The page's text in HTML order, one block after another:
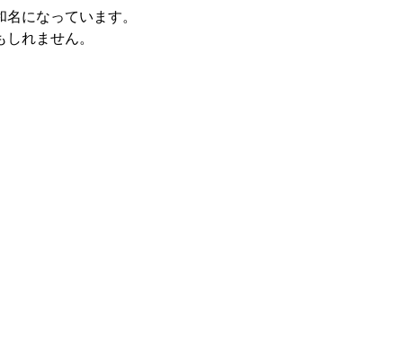
になっています。
れません。